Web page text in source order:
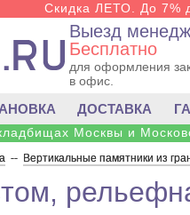
Скидка ЛЕТО. До 7%
Выезд
Бесплатно
для оформления
в офис.
ДОСТАВКА
Москвы и
-- Вертикальные памятники из